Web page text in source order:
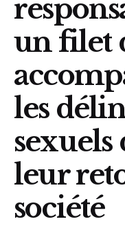
un filet
les
sexuels
leur
société